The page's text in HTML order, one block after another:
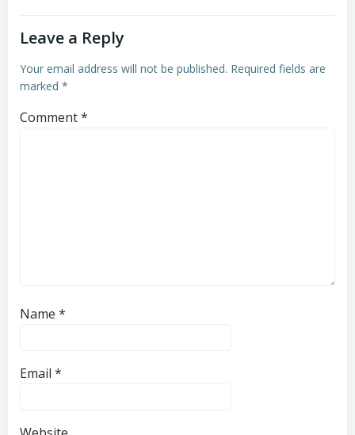
Leave a Reply
Your email address will not be published. Required fields are
marked *
Comment*
Name *
Email *